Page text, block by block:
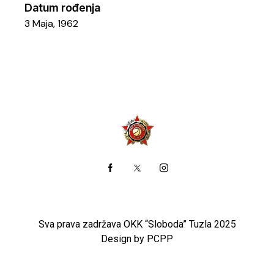
Datum rođenja
3 Maja, 1962
Sva prava zadržava OKK “Sloboda” Tuzla 2025
Design by PCPP